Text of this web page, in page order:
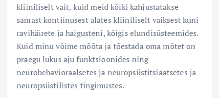
kliiniliselt vait, kuid meid kõiki kahjustatakse
samast kontiinusest alates kliiniliselt vaiksest kuni
ravihäirete ja haigusteni, kõigis elundisüsteemides.
Kuid minu võime mõõta ja tõestada oma mõtet on
praegu lukus aju funktsioonides ning
neurobehavioraalsetes ja neuropsüstitsiaatsetes ja
neuropsüstilistes tingimustes.